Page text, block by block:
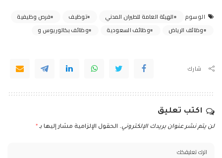
الوسوم الهيئة العامة للطيران المدني توظيف
فرص وظيفية
وظائف الرياض
وظائف السعودية وظائف بكالوريوس و
شارك
اكتب تعليق
لن يتم نشر عنوان بريدك الإلكتروني. الحقول الإلزامية مشار إليها بـ *